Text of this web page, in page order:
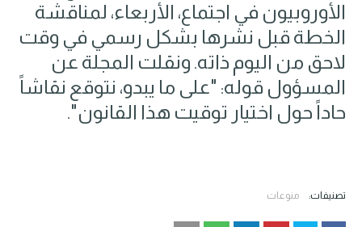
الأوروبيون في اجتماع، الأربعاء، لمناقشة
الخطة قبل نشرها بشكل رسمي في وقت
لاحق من اليوم ذاته. ونقلت المجلة عن
المسؤول قوله: "على ما يبدو، نتوقع نقاشاً
حاداً حول اختيار توقيت هذا القانون".
تصنيفات: منوعات